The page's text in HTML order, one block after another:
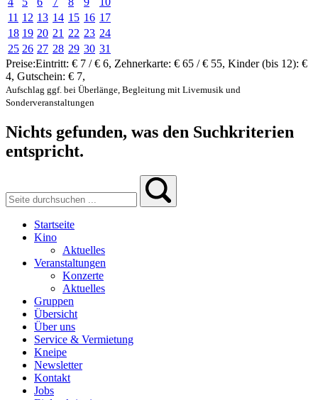
11 12 13 14 15 16 17
18 19 20 21 22 23 24
25 26 27 28 29 30 31
Preise:Eintritt: € 7 / € 6, Zehnerkarte: € 65 / € 55, Kinder (bis 12): €
4, Gutschein: € 7,
Aufschlag ggf. bei Überlänge, Begleitung mit Livemusik und
Sonderveranstaltungen
Nichts gefunden, was den Suchkriterien
entspricht.
Startseite
Kino
Aktuelles
Veranstaltungen
Konzerte
Aktuelles
Gruppen
Übersicht
Über uns
Service & Vermietung
Kneipe
Newsletter
Kontakt
Jobs